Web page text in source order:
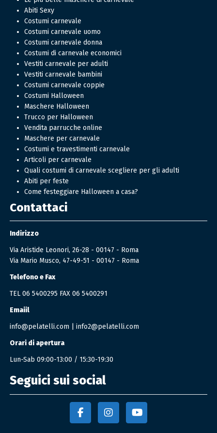
Abiti Sexy
Costumi carnevale
Costumi carnevale uomo
Costumi carnevale donna
Costumi di carnevale economici
Vestiti carnevale per adulti
Vestiti carnevale bambini
Costumi carnevale coppie
Costumi Halloween
Maschere Halloween
Trucco per Halloween
Vendita parrucche online
Maschere per carnevale
Costumi e travestimenti carnevale
Articoli per carnevale
Quali costumi di carnevale scegliere per gli adulti
Abiti per feste
Come festeggiare Halloween a casa?
Contattaci
Indirizzo
Via Aristide Leonori, 26-28 - 00147 - Roma
Via Mario Musco, 47-49-51 - 00147 - Roma
Telefono e Fax
TEL 06 5400295 FAX 06 5400291
Emaiil
info@pelatelli.com
info2@pelatelli.com
Orari di apertura
Lun-Sab 09:00-13:00 / 15:30-19:30
Seguici sui social